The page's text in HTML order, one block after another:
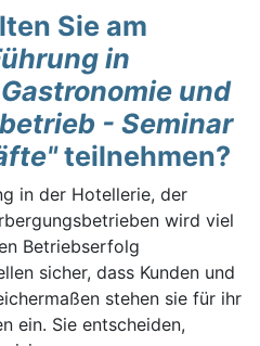
Sie am
in
und
- Seminar
teilnehmen?
in der Hotellerie, der
wird viel
Betriebserfolg
sicher, dass Kunden und
stehen sie für ihr
ein. Sie entscheiden,